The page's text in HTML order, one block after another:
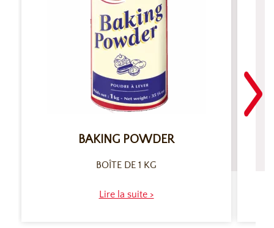
BAKING POWDER
BOÎTE DE 1 KG
Lire la suite >